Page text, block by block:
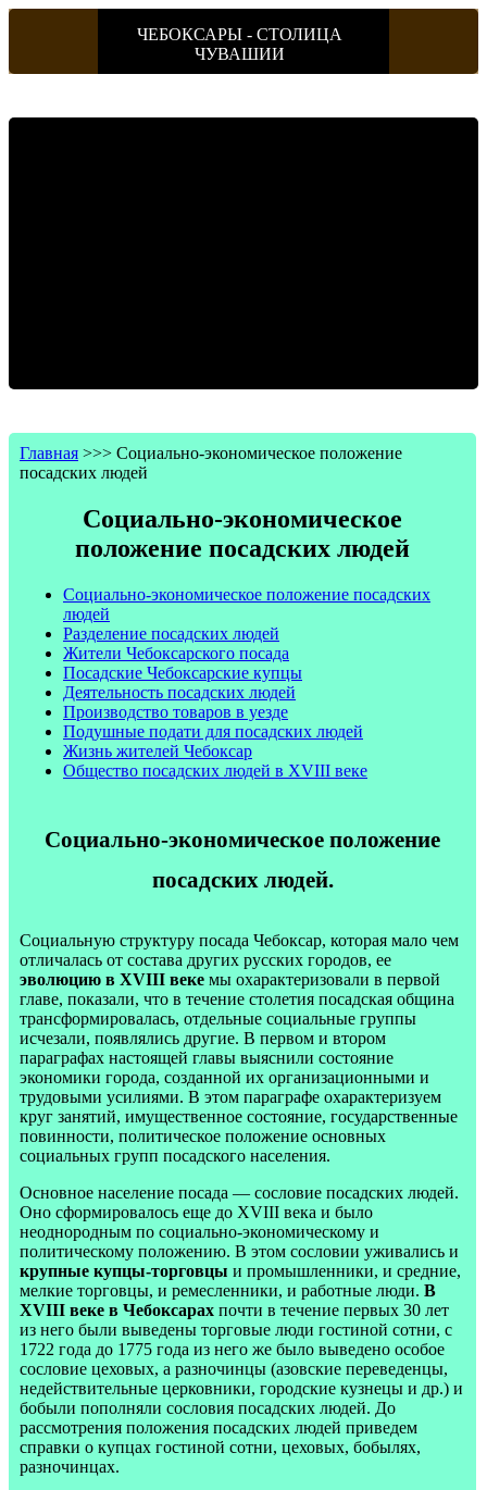
ЧЕБОКСАРЫ - СТОЛИЦА
ЧУВАШИИ
Главная >>> Социально-экономическое положение
посадских людей
Социально-экономическое
положение посадских людей
Социально-экономическое положение посадских
людей
Разделение посадских людей
Жители Чебоксарского посада
Посадские Чебоксарские купцы
Деятельность посадских людей
Производство товаров в уезде
Подушные подати для посадских людей
Жизнь жителей Чебоксар
Общество посадских людей в XVIII веке
Социально-экономическое положение
посадских людей.
Социальную структуру посада Чебоксар, которая мало чем
отличалась от состава других русских городов, ее
эволюцию в XVIII веке мы охарактеризовали в первой
главе, показали, что в течение столетия посадская община
трансформировалась, отдельные социальные группы
исчезали, появлялись другие. В первом и втором
параграфах настоящей главы выяснили состояние
экономики города, созданной их организационными и
трудовыми усилиями. В этом параграфе охарактеризуем
круг занятий, имущественное состояние, государственные
повинности, политическое положение основных
социальных групп посадского населения.
Основное население посада — сословие посадских людей.
Оно сформировалось еще до XVIII века и было
неоднородным по социально-экономическому и
политическому положению. В этом сословии уживались и
крупные купцы-торговцы и промышленники, и средние,
мелкие торговцы, и ремесленники, и работные люди. В
XVIII веке в Чебоксарах почти в течение первых 30 лет
из него были выведены торговые люди гостиной сотни, с
1722 года до 1775 года из него же было выведено особое
сословие цеховых, а разночинцы (азовские переведенцы,
недействительные церковники, городские кузнецы и др.) и
бобыли пополняли сословия посадских людей. До
рассмотрения положения посадских людей приведем
справки о купцах гостиной сотни, цеховых, бобылях,
разночинцах.